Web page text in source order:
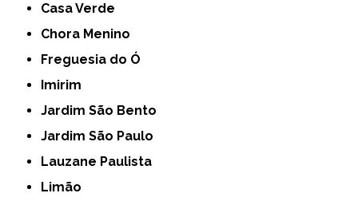
Casa Verde
Chora Menino
Freguesia do Ó
Imirim
Jardim São Bento
Jardim São Paulo
Lauzane Paulista
Limão